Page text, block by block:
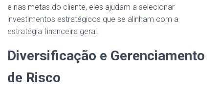
e nas metas do cliente, eles ajudam a selecionar
investimentos estratégicos que se alinham com a
estratégia financeira geral.
Diversificação e Gerenciamento
de Risco